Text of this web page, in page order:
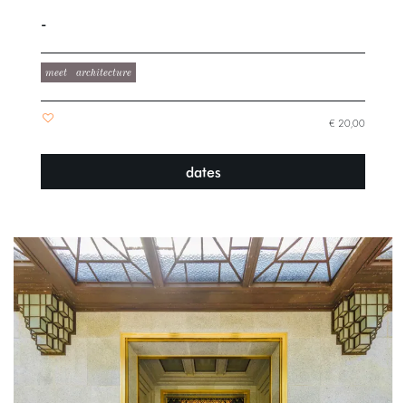
-
meet architecture
€ 20,00
dates